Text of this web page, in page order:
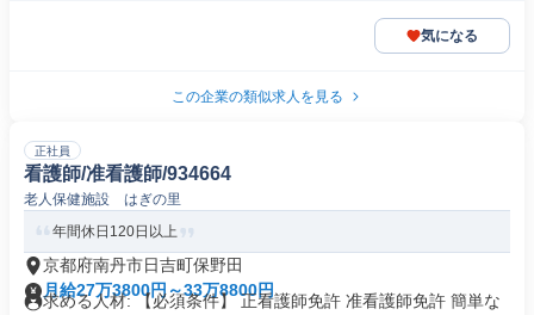
気になる
この企業の類似求人を見る
正社員
看護師/准看護師/934664
老人保健施設 はぎの里
年間休日120日以上
京都府南丹市日吉町保野田
月給27万3800円～33万8800円
求める人材: 【必須条件】 正看護師免許 准看護師免許 簡単な